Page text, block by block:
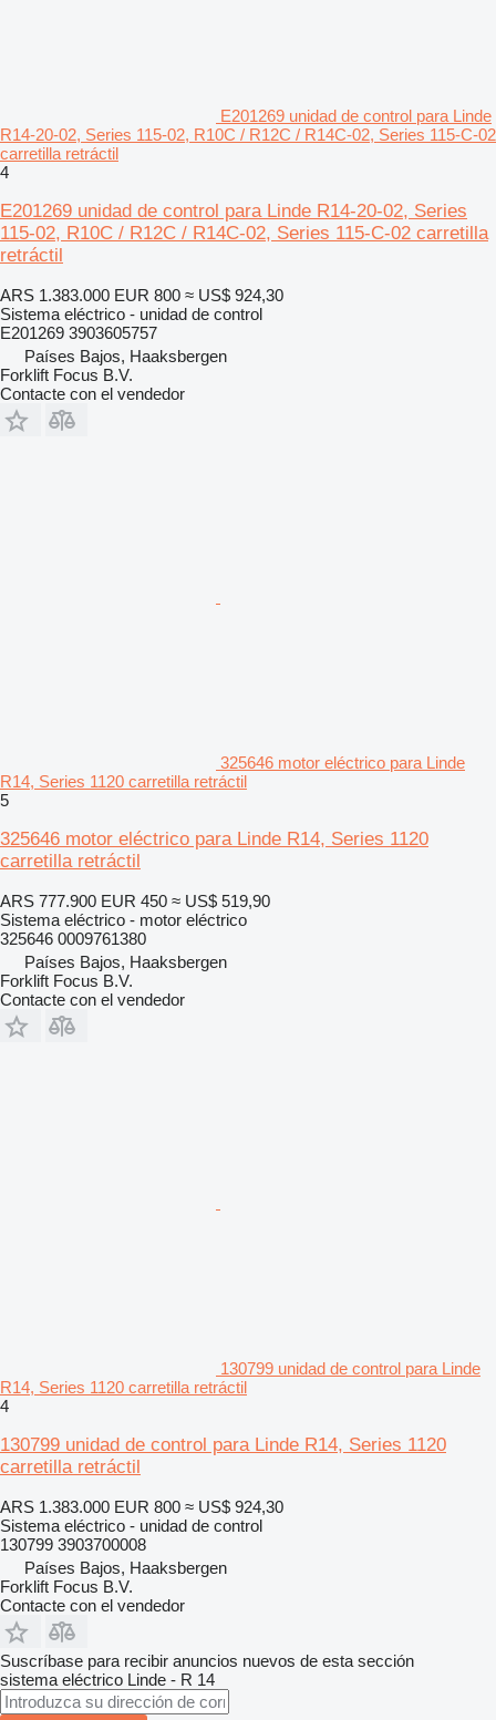
E201269 unidad de control para Linde
R14-20-02, Series 115-02, R10C / R12C / R14C-02, Series 115-C-02
carretilla retráctil
4
E201269 unidad de control para Linde R14-20-02, Series
115-02, R10C / R12C / R14C-02, Series 115-C-02 carretilla
retráctil
ARS 1.383.000 EUR 800 ≈ US$ 924,30
Sistema eléctrico - unidad de control
E201269 3903605757
Países Bajos, Haaksbergen
Forklift Focus B.V.
Contacte con el vendedor
325646 motor eléctrico para Linde
R14, Series 1120 carretilla retráctil
5
325646 motor eléctrico para Linde R14, Series 1120
carretilla retráctil
ARS 777.900 EUR 450 ≈ US$ 519,90
Sistema eléctrico - motor eléctrico
325646 0009761380
Países Bajos, Haaksbergen
Forklift Focus B.V.
Contacte con el vendedor
130799 unidad de control para Linde
R14, Series 1120 carretilla retráctil
4
130799 unidad de control para Linde R14, Series 1120
carretilla retráctil
ARS 1.383.000 EUR 800 ≈ US$ 924,30
Sistema eléctrico - unidad de control
130799 3903700008
Países Bajos, Haaksbergen
Forklift Focus B.V.
Contacte con el vendedor
Suscríbase para recibir anuncios nuevos de esta sección
sistema eléctrico Linde - R 14